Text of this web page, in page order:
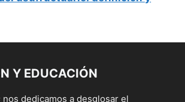
Y EDUCACIÓN
nos dedicamos a desglosar el